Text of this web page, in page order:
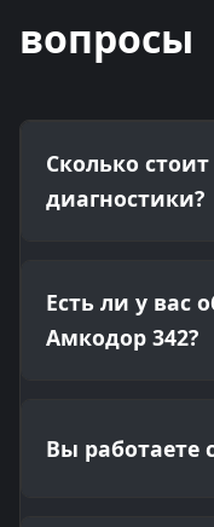
вопросы
Сколько
диагностики?
(расстояния от
группировать
транспортные
Есть ли у вас
Амкодор 342?
342В. Звоните,
Вы работаете